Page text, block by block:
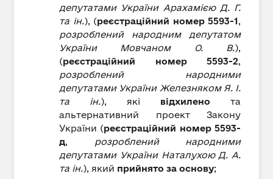
депутатами України Арахамією Д. Г.
та ін.), (реєстраційний номер 5593-1,
розроблений народним депутатом
України Мовчаном О. В.),
(реєстраційний номер 5593-2,
розроблений народними
депутатами України Железняком Я. І.
та ін.), які відхилено та
альтернативний проект Закону
України (реєстраційний номер 5593-
д, розроблений народними
депутатами України Наталухою Д. А.
та ін.), який прийнято за основу;